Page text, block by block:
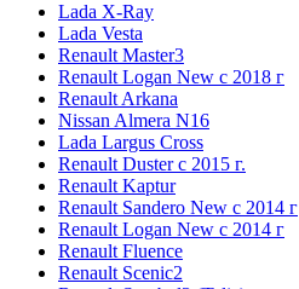
Lada X-Ray
Lada Vesta
Renault Master3
Renault Logan New с 2018 г
Renault Arkana
Nissan Almera N16
Lada Largus Cross
Renault Duster с 2015 г.
Renault Kaptur
Renault Sandero New с 2014 г
Renault Logan New с 2014 г
Renault Fluence
Renault Scenic2